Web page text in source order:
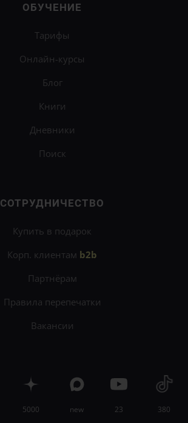
ОБУЧЕНИЕ
Тарифы
Онлайн-курсы
Блог
Книги
Дневники
Поиск
СОТРУДНИЧЕСТВО
Купить в подарок
Корп. клиентам b2b
Партнёрам
Правила перепечатки
Вакансии
5000
new
23
380